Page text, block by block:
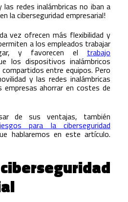
las redes inalámbricas no iban a
la ciberseguridad empresarial!
vez ofrecen más flexibilidad y
a los empleados trabajar
y favorecen el trabajo
los dispositivos inalámbricos
entre equipos. Pero
y las redes inalámbricas
ahorrar en costes de
de sus ventajas, también
para la ciberseguridad
hablaremos en este artículo.